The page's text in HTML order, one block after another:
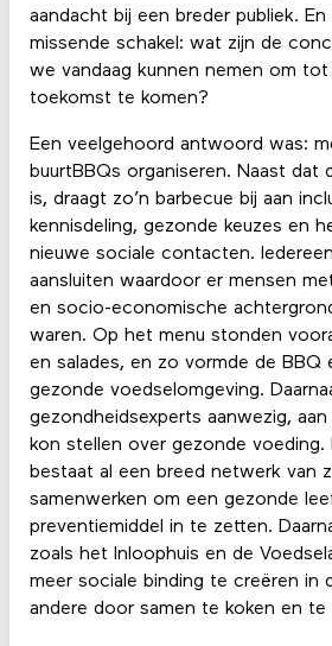
aandacht bij een breder publiek.
missende schakel: wat zijn de
we vandaag kunnen nemen om
toekomst te komen?
Een veelgehoord antwoord was:
buurtBBQs organiseren. Naast dat
is, draagt zo’n barbecue bij aan
kennisdeling, gezonde keuzes en
nieuwe sociale contacten.
aansluiten waardoor er mensen
en socio-economische
waren. Op het menu stonden
en salades, en zo vormde de BBQ
gezonde voedselomgeving.
gezondheidsexperts aanwezig,
kon stellen over gezonde
bestaat al een breed netwerk van
samenwerken om een gezonde
preventiemiddel in te zetten.
zoals het Inloophuis en de
meer sociale binding te creëren in
andere door samen te koken en te